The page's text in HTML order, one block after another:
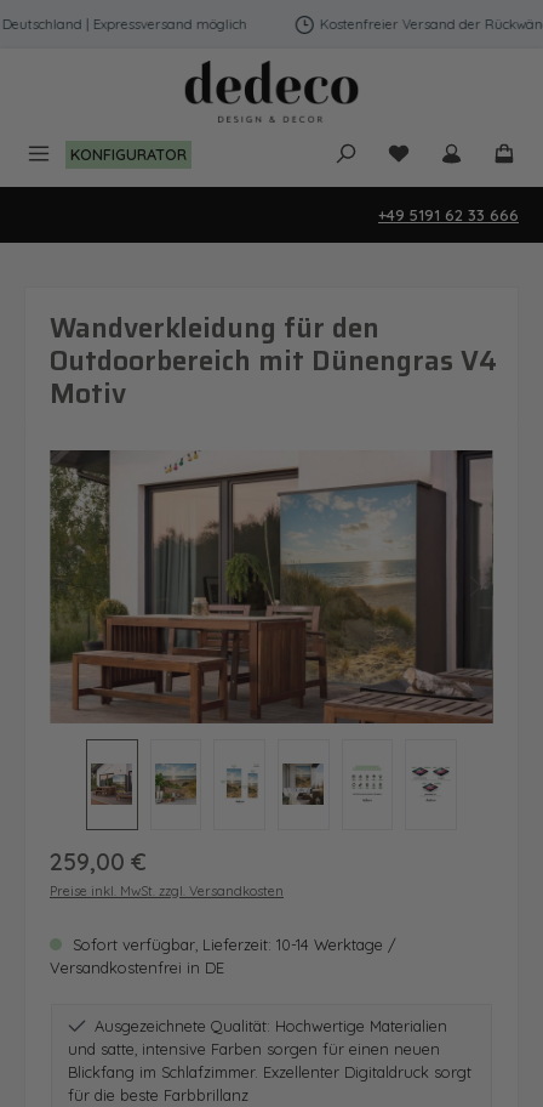
Zum Hauptinhalt springen
| Expressversand möglich Kostenfreier Versand der
KONFIGURATOR Du hast 0
+49 5191 62 33 666
Wandverkleidung für den
Outdoorbereich mit Dünengras V4
Motiv
Bildergalerie überspringen
Regulärer Preis:
259,00 €
Preise inkl. MwSt. zzgl. Versandkosten
Sofort verfügbar, Lieferzeit: 10-14 Werktage /
Versandkostenfrei in DE
Ausgezeichnete Qualität: Hochwertige Materialien
und satte, intensive Farben sorgen für einen neuen
Blickfang im Schlafzimmer. Exzellenter Digitaldruck sorgt
für die beste Farbbrillanz